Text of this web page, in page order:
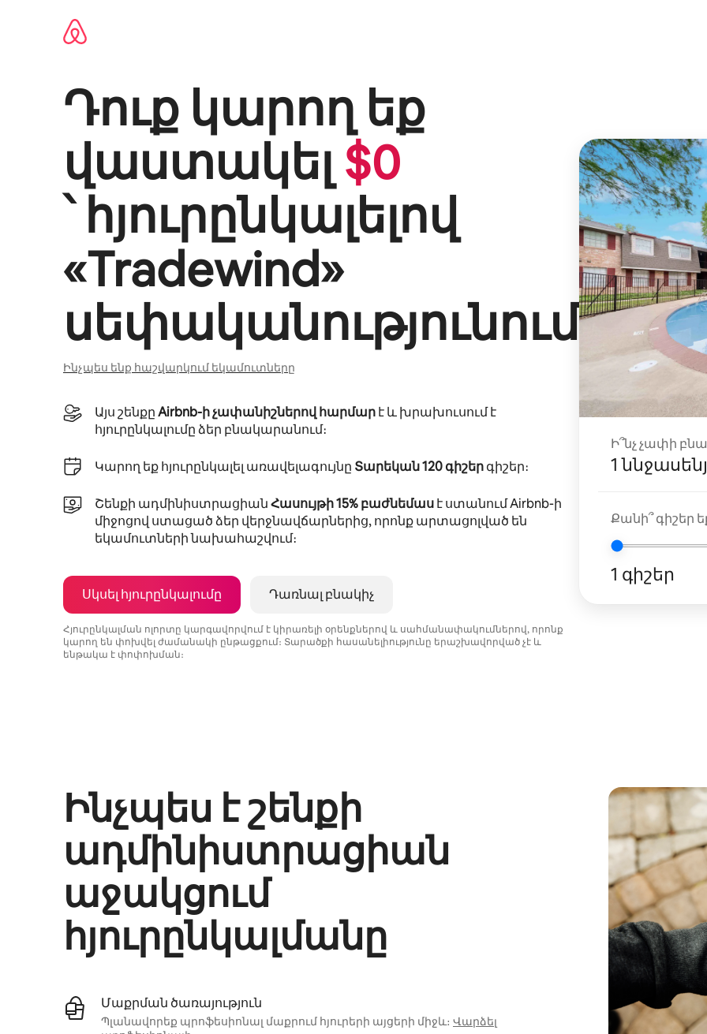
բովանդակությանը
Դուք կարող եք
վաստակել $0
՝ հյուրընկալելով
«Tradewind»
սեփականությունում
Ինչպես ենք հաշվարկում եկամուտները
Այս շենքըAirbnb-ի չափանիշներով հարմարէ և խրախուսում է
հյուրընկալումը ձեր բնակարանում։
Կարող եք հյուրընկալել առավելագույնը Տարեկան 120 գիշերգիշեր։
Շենքի ադմինիստրացիանՀասույթի 15% բաժնեմասէ ստանում Airbnb-ի
միջոցով ստացած ձեր վերջնավճարներից, որոնք արտացոլված են
եկամուտների նախահաշվում։
Սկսել հյուրընկալումը Դառնալ բնակիչ
Հյուրընկալման ոլորտը կարգավորվում է կիրառելի օրենքներով և սահմանափակումներով, որոնք
կարող են փոխվել ժամանակի ընթացքում։ Տարածքի հասանելիությունը երաշխավորված չէ և
ենթակա է փոփոխման։
Ի՞նչ չափի
1
Քանի՞ գիշեր
1 գիշեր
Ինչպես է շենքի
ադմինիստրացիան
աջակցում
հյուրընկալմանը
Մաքրման ծառայություն
Պլանավորեք պրոֆեսիոնալ մաքրում հյուրերի այցերի միջև։ Վարձել